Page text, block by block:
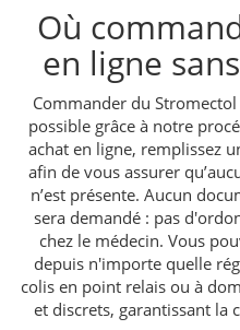
Où
en ligne
Commander du
possible grâce à notre
achat en ligne, remplissez
afin de vous assurer
n’est présente. Aucun
sera demandé : pas
chez le médecin. Vous
depuis n'importe quelle
colis en point relais ou à
et discrets, garantissant la